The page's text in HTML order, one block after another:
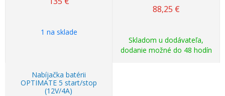
1 na sklade
88,25 €
Skladom u dodávateľa,
dodanie možné do 48 hodín
Nabíjačka batérii
OPTIMATE 5 start/stop
(12V/4A)